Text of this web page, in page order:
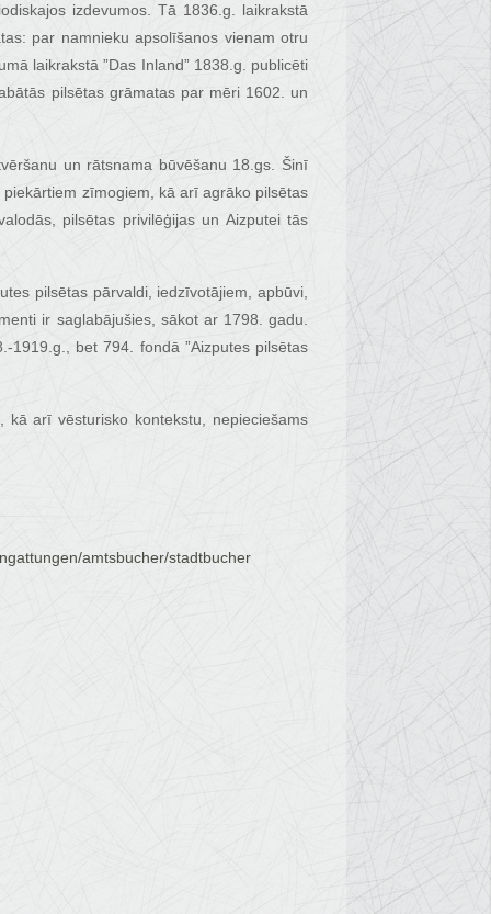
izdevumos. Tā 1836.g. laikrakstā
par namnieku apsolīšanos vienam otru
laikrakstā ”Das Inland” 1838.g. publicēti
pilsētas grāmatas par mēri 1602. un
un rātsnama būvēšanu 18.gs. Šinī
zīmogiem, kā arī agrāko pilsētas
pilsētas privilēģijas un Aizputei tās
pilsētas pārvaldi, iedzīvotājiem, apbūvi,
ir saglabājušies, sākot ar 1798. gadu.
1919.g., bet 794. fondā ”Aizputes pilsētas
arī vēsturisko kontekstu, nepieciešams
amtsbucher/stadtbucher